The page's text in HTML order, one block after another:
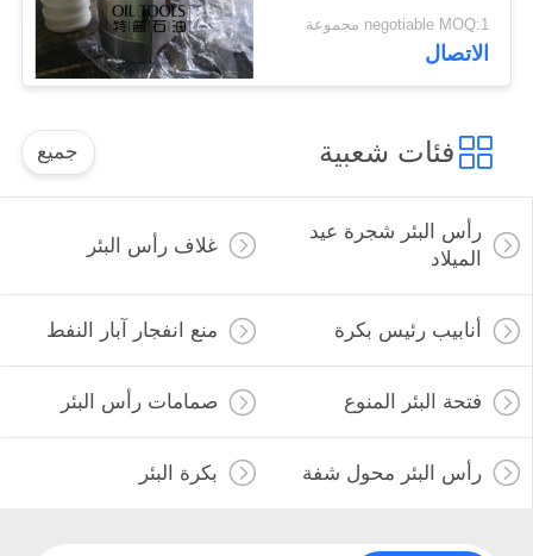
Parts
negotiable MOQ:1 مجموعة
الاتصال
فئات شعبية جميع
رأس البئر شجرة عيد
الميلاد
غلاف رأس البئر
أنابيب رئيس بكرة منع انفجار آبار النفط
فتحة البئر المنوع صمامات رأس البئر
رأس البئر محول شفة بكرة البئر